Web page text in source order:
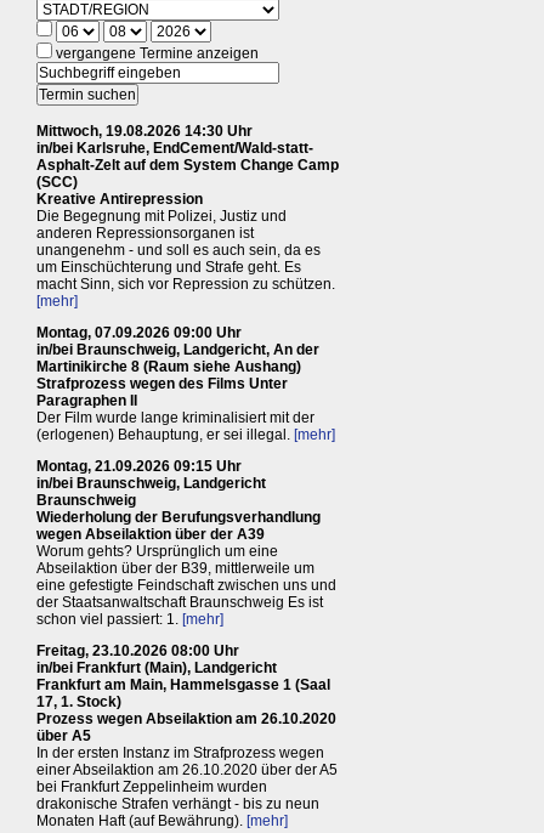
vergangene Termine anzeigen
Mittwoch, 19.08.2026 14:30 Uhr
in/bei Karlsruhe, EndCement/Wald-statt-
Asphalt-Zelt auf dem System Change Camp
(SCC)
Kreative Antirepression
Die Begegnung mit Polizei, Justiz und
anderen Repressionsorganen ist
unangenehm - und soll es auch sein, da es
um Einschüchterung und Strafe geht. Es
macht Sinn, sich vor Repression zu schützen.
[mehr]
Montag, 07.09.2026 09:00 Uhr
in/bei Braunschweig, Landgericht, An der
Martinikirche 8 (Raum siehe Aushang)
Strafprozess wegen des Films Unter
Paragraphen II
Der Film wurde lange kriminalisiert mit der
(erlogenen) Behauptung, er sei illegal. [mehr]
Montag, 21.09.2026 09:15 Uhr
in/bei Braunschweig, Landgericht
Braunschweig
Wiederholung der Berufungsverhandlung
wegen Abseilaktion über der A39
Worum gehts? Ursprünglich um eine
Abseilaktion über der B39, mittlerweile um
eine gefestigte Feindschaft zwischen uns und
der Staatsanwaltschaft Braunschweig Es ist
schon viel passiert: 1. [mehr]
Freitag, 23.10.2026 08:00 Uhr
in/bei Frankfurt (Main), Landgericht
Frankfurt am Main, Hammelsgasse 1 (Saal
17, 1. Stock)
Prozess wegen Abseilaktion am 26.10.2020
über A5
In der ersten Instanz im Strafprozess wegen
einer Abseilaktion am 26.10.2020 über der A5
bei Frankfurt Zeppelinheim wurden
drakonische Strafen verhängt - bis zu neun
Monaten Haft (auf Bewährung). [mehr]